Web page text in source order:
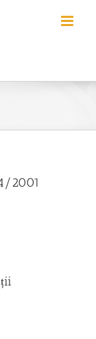
2001